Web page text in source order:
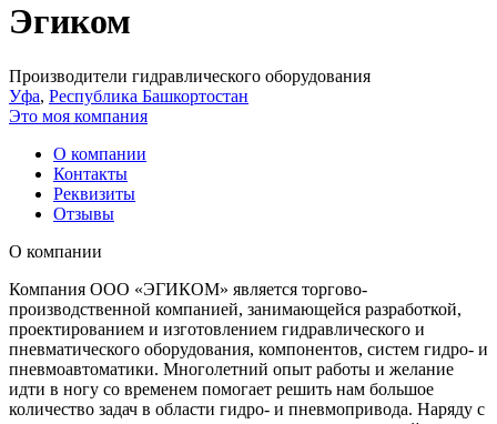
Эгиком
Производители гидравлического оборудования
Уфа, Республика Башкортостан
Это моя компания
О компании
Контакты
Реквизиты
Отзывы
О компании
Компания ООО «ЭГИКОМ» является торгово-
производственной компанией, занимающейся разработкой,
проектированием и изготовлением гидравлического и
пневматического оборудования, компонентов, систем гидро- и
пневмоавтоматики. Многолетний опыт работы и желание
идти в ногу со временем помогает решить нам большое
количество задач в области гидро- и пневмопривода. Наряду с